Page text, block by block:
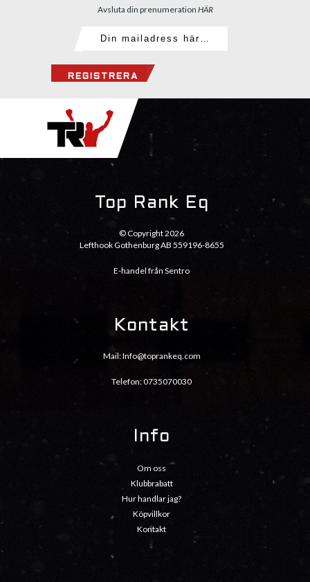
Avsluta din prenumeration HÄR
REGISTRERA
Top Rank Eq
© Copyright 2026
Lefthook Gothenburg AB 559196-8655
E-handel från Sentro
Kontakt
Mail:Info@toprankeq.com
Telefon: 0735070030
Info
Om oss
Klubbrabatt
Hur handlar jag?
Köpvillkor
Kontakt